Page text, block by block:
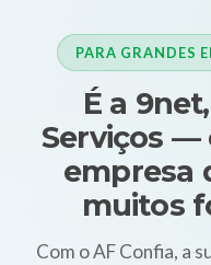
PARA GRANDES
É a
Serviços —
empresa
muitos
Com o AF Confia, a